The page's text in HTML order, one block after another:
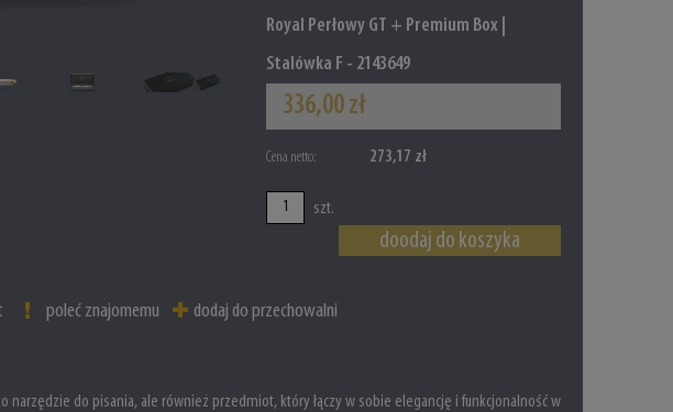
Royal Perłowy GT + Premium Box |
Stalówka F - 2143649
336,00 zł
Cena netto: 273,17 zł
szt.
doodaj do koszyka
poleć znajomemu dodaj do przechowalni
narzędzie do pisania, ale również przedmiot, który łączy w sobie elegancję i funkcjonalność w